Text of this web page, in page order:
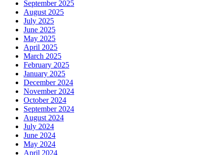
September 2025
August 2025
July 2025
June 2025
May 2025
April 2025
March 2025
February 2025
January 2025
December 2024
November 2024
October 2024
September 2024
August 2024
July 2024
June 2024
May 2024
April 2024